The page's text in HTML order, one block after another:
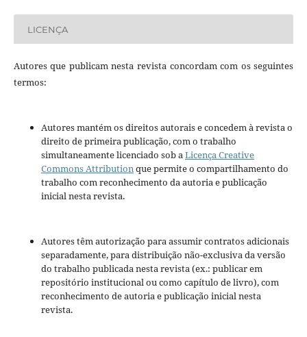
LICENÇA
Autores que publicam nesta revista concordam com os seguintes
termos:
Autores mantém os direitos autorais e concedem à revista o
direito de primeira publicação, com o trabalho
simultaneamente licenciado sob aLicença Creative
Commons Attributionque permite o compartilhamento do
trabalho com reconhecimento da autoria e publicação
inicial nesta revista.
Autores têm autorização para assumir contratos adicionais
separadamente, para distribuição não-exclusiva da versão
do trabalho publicada nesta revista (ex.: publicar em
repositório institucional ou como capítulo de livro), com
reconhecimento de autoria e publicação inicial nesta
revista.